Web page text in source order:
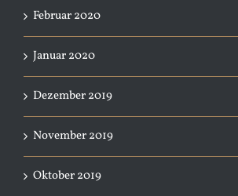
Februar 2020
Januar 2020
Dezember 2019
November 2019
Oktober 2019